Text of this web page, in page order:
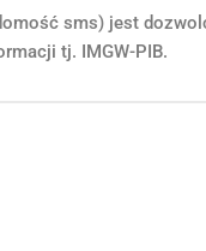
sms) jest
tj. IMGW-PIB.